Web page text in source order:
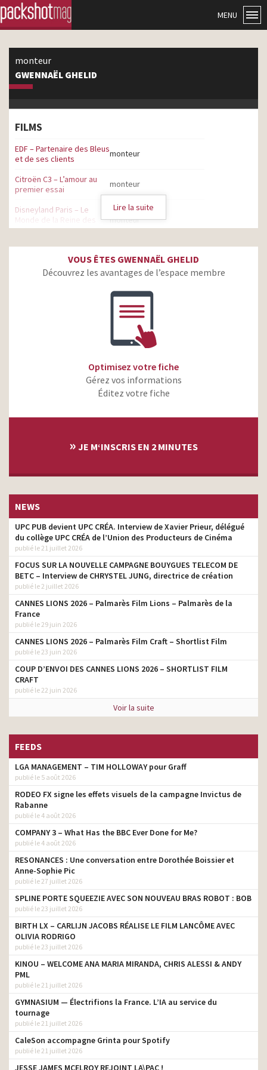
MENU
monteur
GWENNAËL GHELID
FILMS
EDF – Partenaire des Bleus
et de ses clients
monteur
Citroën C3 – L’amour au
premier essai
monteur
Disneyland Paris – Le
Monde de la Reine des
Neiges
monteur
Orange – Qu’importe ce
que vous réserve Noël –
Orange est là
monteur
monteur
monteur
Dior J’adore – Rihanna
monteur
Orange – iPhone 15 Pro
monteur
Ma French Bank – La
Compte Idéal
Keep Cool – La salle de
sport qui fait du bien
DisonsDemain – Le plus
important c’est ce que
l’on partage ensemble –
2020
monteur
Donner sa moelle
osseuse, ce n’est pas si
vie!
Ixina – En 20 ans le monde
Secours populaire
français – Tous sur notre
téléphone
monteur
Lire la suite
VOUS ÊTES GWENNAËL GHELID
Découvrez les avantages de l’espace membre
Optimisez votre fiche
Gérez vos informations
Éditez votre fiche
» JE M‘INSCRIS EN 2 MINUTES
NEWS
UPC PUB devient UPC CRÉA. Interview de Xavier Prieur, délégué
du collège UPC CRÉA de l’Union des Producteurs de Cinéma
publié le 21 juillet 2026
FOCUS SUR LA NOUVELLE CAMPAGNE BOUYGUES TELECOM DE
BETC – Interview de CHRYSTEL JUNG, directrice de création
publié le 2 juillet 2026
CANNES LIONS 2026 – Palmarès Film Lions – Palmarès de la
France
publié le 29 juin 2026
CANNES LIONS 2026 – Palmarès Film Craft – Shortlist Film
publié le 23 juin 2026
COUP D’ENVOI DES CANNES LIONS 2026 – SHORTLIST FILM
CRAFT
publié le 22 juin 2026
Voir la suite
FEEDS
LGA MANAGEMENT – TIM HOLLOWAY pour Graff
publié le 5 août 2026
RODEO FX signe les effets visuels de la campagne Invictus de
Rabanne
publié le 4 août 2026
COMPANY 3 – What Has the BBC Ever Done for Me?
publié le 4 août 2026
RESONANCES : Une conversation entre Dorothée Boissier et
Anne-Sophie Pic
publié le 27 juillet 2026
SPLINE PORTE SQUEEZIE AVEC SON NOUVEAU BRAS ROBOT : BOB
publié le 23 juillet 2026
BIRTH LX – CARLIJN JACOBS RÉALISE LE FILM LANCÔME AVEC
OLIVIA RODRIGO
publié le 23 juillet 2026
KINOU – WELCOME ANA MARIA MIRANDA, CHRIS ALESSI & ANDY
PML
publié le 21 juillet 2026
GYMNASIUM — Électrifions la France. L’IA au service du
tournage
publié le 21 juillet 2026
CaleSon accompagne Grinta pour Spotify
publié le 21 juillet 2026
JESSE JAMES MCELROY REJOINT LA\PAC !